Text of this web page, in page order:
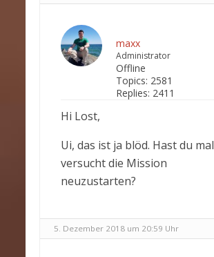
maxx
Administrator
Offline
Topics: 2581
Replies: 2411
Hi Lost,
Ui, das ist ja blöd. Hast du mal
versucht die Mission
neuzustarten?
5. Dezember 2018 um 20:59 Uhr